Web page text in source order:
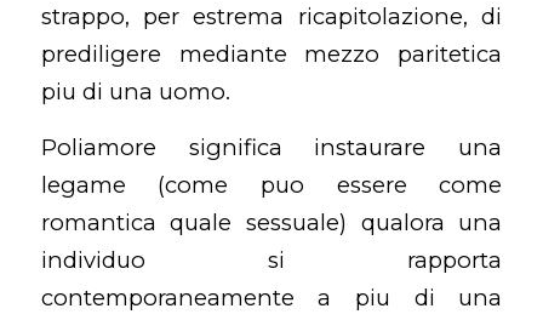
strappo, per estrema ricapitolazione, di
prediligere mediante mezzo paritetica
piu di una uomo.
Poliamore significa instaurare una
legame (come puo essere come
romantica quale sessuale) qualora una
individuo si rapporta
contemporaneamente a piu di una